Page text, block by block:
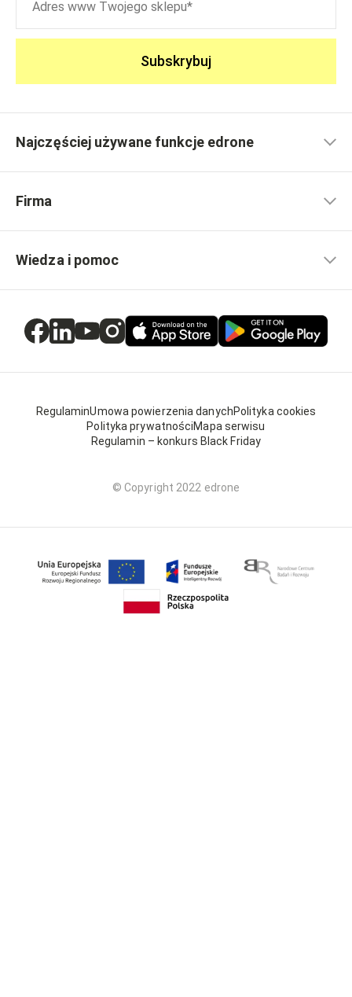
Subskrybuj
Najczęściej używane funkcje edrone
Firma
Wiedza i pomoc
RegulaminUmowa powierzenia danychPolityka cookies
Polityka prywatnościMapa serwisu
Regulamin – konkurs Black Friday
© Copyright 2022 edrone